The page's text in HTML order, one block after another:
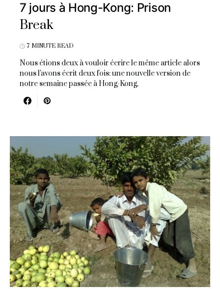
7 jours à Hong-Kong: Prison
Break
7 MINUTE READ
Nous étions deux à vouloir écrire le même article alors
nous l'avons écrit deux fois: une nouvelle version de
notre semaine passée à Hong-Kong.